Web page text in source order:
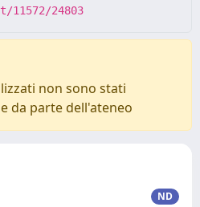
24803
non sono stati
da parte dell'ateneo
ND